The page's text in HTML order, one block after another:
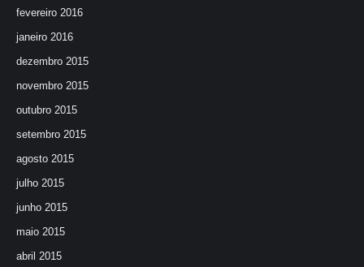
fevereiro 2016
janeiro 2016
dezembro 2015
novembro 2015
outubro 2015
setembro 2015
agosto 2015
julho 2015
junho 2015
maio 2015
abril 2015